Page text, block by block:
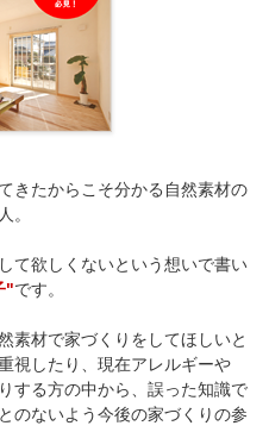
きたからこそ分かる自然素材の
。
て欲しくないという想いで書い
"です。
素材で家づくりをしてほしいと
視したり、現在アレルギーや
する方の中から、誤った知識で
のないよう今後の家づくりの参